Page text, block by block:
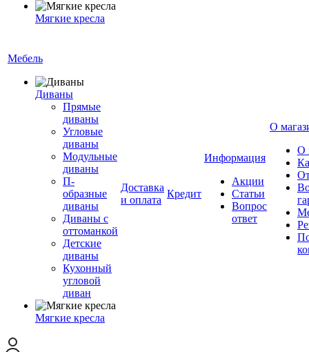
Мягкие кресла
Мебель
Диваны
Прямые
диваны
Угловые
диваны
Модульные
диваны
П-
образные
диваны
Диваны с
оттоманкой
Детские
диваны
Кухонный
угловой
диван
Мягкие кресла
Доставка
и оплата
Кредит
Информация
Акции
Статьи
Вопрос
ответ
О
О